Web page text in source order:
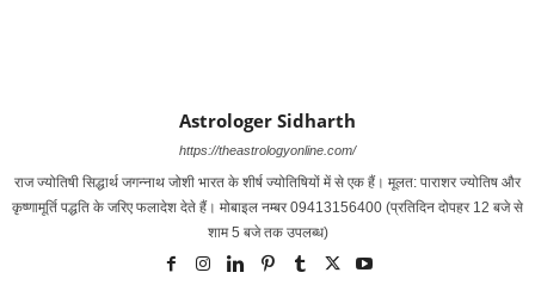
Astrologer Sidharth
https://theastrologyonline.com/
राज ज्‍योतिषी सिद्धार्थ जगन्‍नाथ जोशी भारत के शीर्ष ज्‍योतिषियों में से एक हैं। मूलत: पाराशर ज्‍योतिष और
कृष्‍णामूर्ति पद्धति के जरिए फलादेश देते हैं। मोबाइल नम्‍बर 09413156400 (प्रतिदिन दोपहर 12 बजे से
शाम 5 बजे तक उपलब्‍ध)